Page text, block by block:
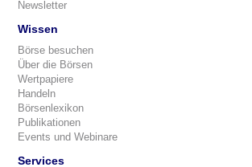
Newsletter
Wissen
Börse besuchen
Über die Börsen
Wertpapiere
Handeln
Börsenlexikon
Publikationen
Events und Webinare
Services